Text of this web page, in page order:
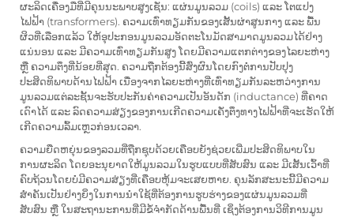
ຜະລິດເຄື່ອງມືທີ່ມີຄຸນນະພາບສູງເຊັ່ນ: ແຜ່ນມູນລວມ (coils) ແລະ ໂຕແປງ
ໄຟຟ້າ (transformers). ຄວາມເທົ່າທຽມກັນຂອງເສັ້ນຜ່າສູນກາງ ແລະ ພື້ນ
ຜິວທີ່ເລືອກແລ້ວ ໃຫ້ອຸປະກອນມູນລວມອັດຕະໂນມັດສາມາດມູນລວມໄດ້ຢ່າງ
ແນ່ນອນ ແລະ ມີຄວາມເທົ່າທຽມກັນສູງ ໂດຍມີຄວາມແຕກຕ່າງຂອງໄລຍະຫ່າງ
ຫຼື ຄວາມຕຶງທີ່ນ້ອຍທີ່ສຸດ. ຄວາມຖືກຕ້ອງນີ້ສົ່ງຜົນໂດຍກົງຕໍ່ການປັບປຸງ
ປະສິດທິພາບດ້ານໄຟຟ້າ ເນື່ອງຈາກໄລຍະຫ່າງທີ່ເທົ່າທຽມກັນລະຫວ່າງການ
ມູນລວມແຕ່ລະຊັ້ນຈະຮັບປະກັນຄ່າຄວາມເປັນອັນດັກ (inductance) ທີ່ຄາດ
ເດົາໄດ້ ແລະ ລົດຄວາມສ່ຽງຂອງການເກີດຄວາມເຄັ່ງຕຶງທາງໄຟຟ້າທີ່ຈະເຮັດໃຫ້
ເກີດຄວາມລົ້ມເຫຼວກ່ອນເວລາ.
ຄວາມຍືດຫຍຸ່ນຂອງລວມທີ່ຖືກຊຸບດ້ວຍເຄືອບຍັງຊ່ວຍເພີ່ມປະສິດທິພາບໃນ
ການຜະລິດ ໂດຍອະນຸຍາດໃຫ້ມູນລວມໃນຮູບແບບທີ່ສັບສົນ ແລະ ມີເສັ້ນເວົ້າທີ່
ຄົບຖ້ວນໂດຍບໍ່ມີຄວາມສ່ຽງທີ່ເຄືອບຫຸ້ມຈະເສຍຫາຍ. ຄຸນລັກສະນະນີ້ມີຄວາມ
ສຳຄັນເປັນຢ່າງຍິ່ງໃນການນຳໃຊ້ທີ່ຕ້ອງການຮູບຮ່າງຂອງແຜ່ນມູນລວມທີ່
ສັບສົນ ຫຼື ໃນສະຖານະການທີ່ມີຂໍ້ຈຳກັດດ້ານພື້ນທີ່ ເຊິ່ງຕ້ອງການວິທີການມູນ